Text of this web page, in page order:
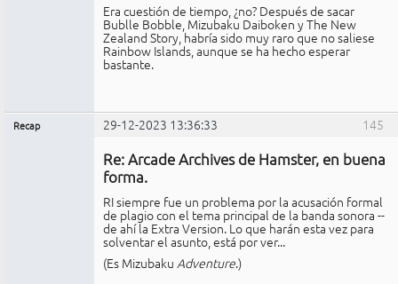
Era cuestión de tiempo, ¿no? Después de sacar
Bublle Bobble, Mizubaku Daiboken y The New
Zealand Story, habría sido muy raro que no saliese
Rainbow Islands, aunque se ha hecho esperar
bastante.
145
Recap 29-12-2023 13:36:33
Re: Arcade Archives de Hamster, en buena
forma.
RI siempre fue un problema por la acusación formal
de plagio con el tema principal de la banda sonora --
de ahí la Extra Version. Lo que harán esta vez para
solventar el asunto, está por ver...
(Es Mizubaku Adventure.)